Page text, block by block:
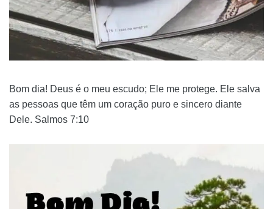
Bom dia! Deus é o meu escudo; Ele me protege. Ele salva
as pessoas que têm um coração puro e sincero diante
Dele. Salmos 7:10